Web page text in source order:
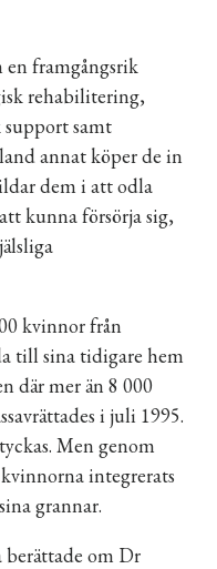
framgångsrik
rehabilitering,
samt
annat köper de in
dem i att odla
kunna försörja sig,
kvinnor från
till sina tidigare hem
där mer än 8 000
i juli 1995.
Men genom
integrerats
grannar.
berättade om Dr